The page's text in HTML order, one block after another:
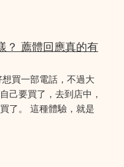
？ 薦體回應真的有
買一部電話，不過大
己要買了，去到店中，
了。 這種體驗，就是